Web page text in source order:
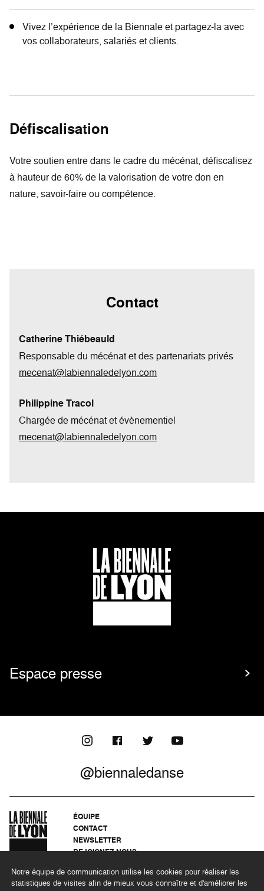
Notre équipe de communication utilise les cookies pour réaliser les
statistiques de visites afin de mieux vous connaître et d'améliorer les
Vivez l’expérience de la Biennale et partagez-la avec
vos collaborateurs, salariés et clients.
Défiscalisation
Votre soutien entre dans le cadre du mécénat, défiscalisez
à hauteur de 60% de la valorisation de votre don en
nature, savoir-faire ou compétence.
Contact
Catherine Thiébeauld
Responsable du mécénat et des partenariats privés
mecenat@labiennaledelyon.com
Philippine Tracol
Chargée de mécénat et évènementiel
mecenat@labiennaledelyon.com
Espace presse
@biennaledanse
ÉQUIPE
CONTACT
NEWSLETTER
REJOIGNEZ-NOUS
CONFIDENTIALITÉ
MENTIONS LÉGALES